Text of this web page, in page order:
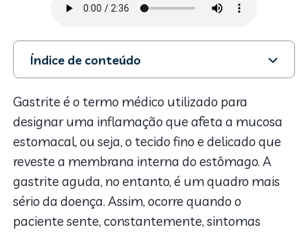
Índice de conteúdo
1. Quais são as causas da gastrite aguda?
2. Sintomas da gastrite aguda
3. Como diagnosticar?
4. Tratamento
Gastrite é o termo médico utilizado para
designar uma inflamação que afeta a mucosa
estomacal, ou seja, o tecido fino e delicado que
reveste a membrana interna do estômago. A
gastrite aguda, no entanto, é um quadro mais
sério da doença. Assim, ocorre quando o
paciente sente, constantemente, sintomas